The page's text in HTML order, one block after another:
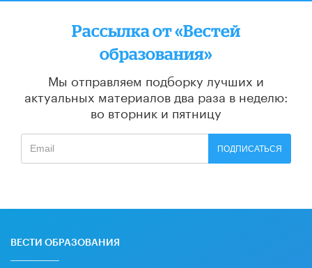
Рассылка от «Вестей
образования»
Мы отправляем подборку лучших и
актуальных материалов два раза в неделю:
во вторник и пятницу
ПОДПИСАТЬСЯ
ВЕСТИ ОБРАЗОВАНИЯ